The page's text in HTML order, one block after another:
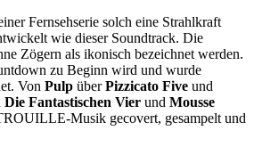
Fernsehserie solch eine Strahlkraft
wie dieser Soundtrack. Die
Zögern als ikonisch bezeichnet werden.
zu Beginn wird und wurde
Von Pulp überPizzicato Five und
Die Fantastischen Vier und Mousse
Musik gecovert, gesampelt und